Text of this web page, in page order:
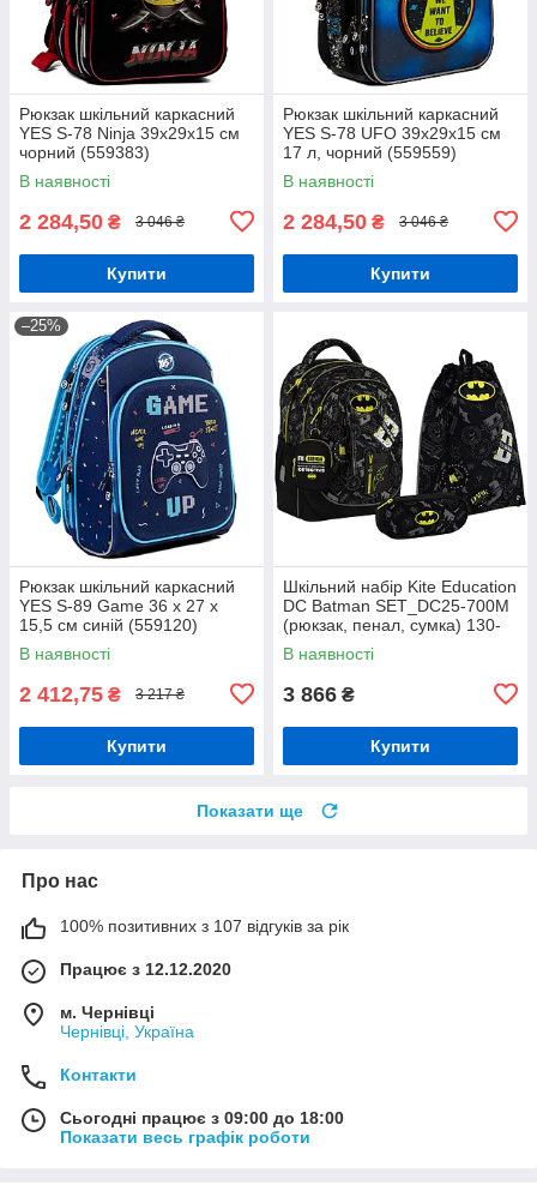
Рюкзак шкільний каркасний
YES S-78 Ninja 39х29х15 см
чорний (559383)
В наявності
2 284,50 ₴ 3 046 ₴
Купити
Рюкзак шкільний каркасний
YES S-78 UFO 39х29х15 см
17 л, чорний (559559)
В наявності
2 284,50 ₴ 3 046 ₴
Купити
–25%
Рюкзак шкільний каркасний
YES S-89 Game 36 x 27 x
15,5 см синій (559120)
В наявності
2 412,75 ₴ 3 217 ₴
Купити
Шкільний набір Kite Education
DC Batman SET_DC25-700M
(рюкзак, пенал, сумка) 130-
145 см
В наявності
3 866 ₴
Купити
Показати ще
Про нас
100% позитивних з 107 відгуків за рік
Працює з 12.12.2020
м. Чернівці
Чернівці, Україна
Контакти
Сьогодні працює з 09:00 до 18:00
Показати весь графік роботи